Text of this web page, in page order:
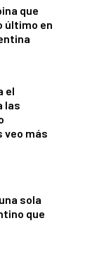
que
último en
el
las
veo más
sola
que